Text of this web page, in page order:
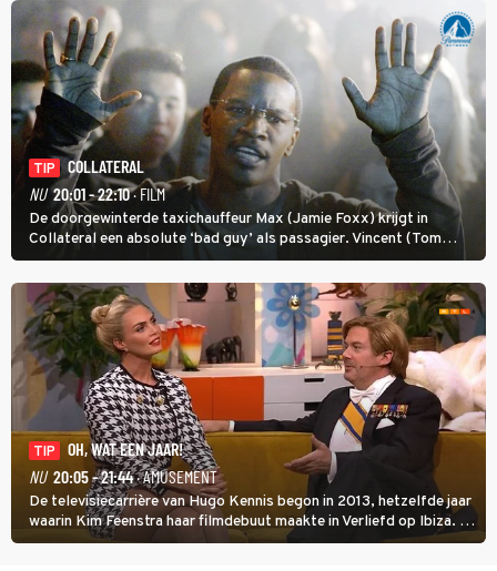
TIP
COLLATERAL
NU 20:01 - 22:10· FILM
De doorgewinterde taxichauffeur Max (Jamie Foxx) krijgt in
Collateral een absolute ‘bad guy’ als passagier. Vincent (Tom
Cruise) heeft hem nodig om hem de stad door te loodsen om een
wel heel lugubere reden.
TIP
OH, WAT EEN JAAR!
NU 20:05 - 21:44· AMUSEMENT
De televisiecarrière van Hugo Kennis begon in 2013, hetzelfde jaar
waarin Kim Feenstra haar filmdebuut maakte in Verliefd op Ibiza. In
Oh, Wat een Jaar! wordt duidelijk wat ze nog meer weten van het